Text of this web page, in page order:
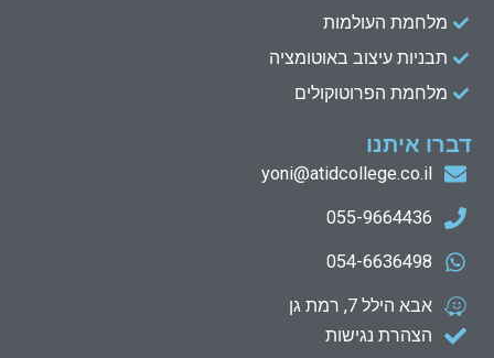
מלחמת העולמות
תבניות עיצוב באוטומציה
מלחמת הפרוטוקולים
דברו איתנו
yoni@atidcollege.co.il
055-9664436
054-6636498
אבא הילל 7, רמת גן
הצהרת נגישות